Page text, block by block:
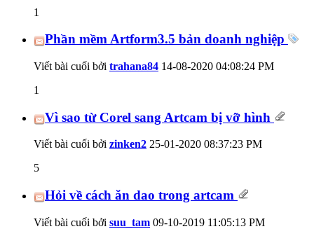
1
Phần mềm Artform3.5 bản doanh nghiệp
Viết bài cuối bởi trahana84 14-08-2020 04:08:24 PM
1
Vì sao từ Corel sang Artcam bị vỡ hình
Viết bài cuối bởi zinken2 25-01-2020 08:37:23 PM
5
Hỏi về cách ăn dao trong artcam
Viết bài cuối bởi suu_tam 09-10-2019 11:05:13 PM